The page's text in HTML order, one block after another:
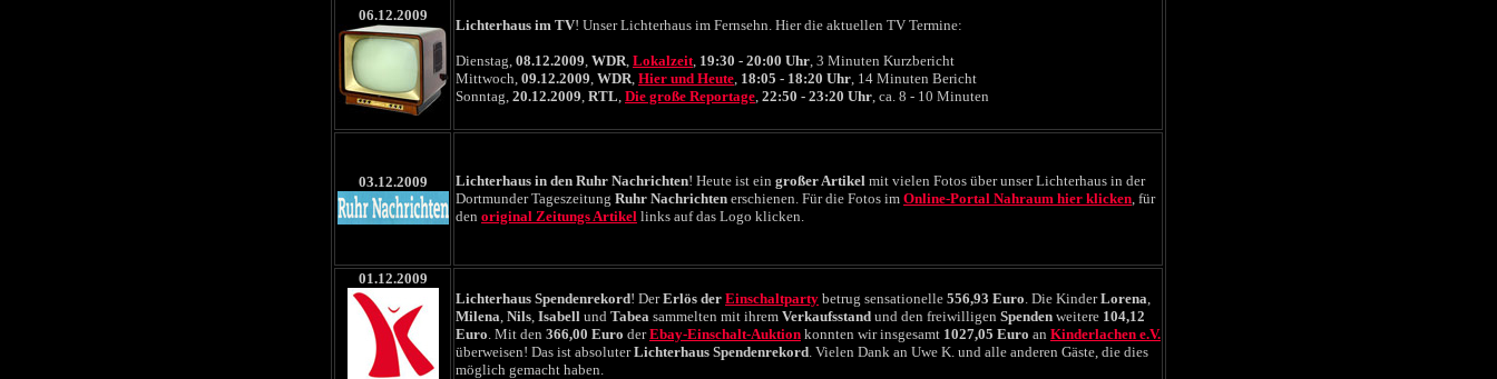
06.12.2009
Lichterhaus im TV! Unser Lichterhaus im Fernsehn. Hier die aktuellen TV Termine:
Dienstag, 08.12.2009, WDR, Lokalzeit, 19:30 - 20:00 Uhr, 3 Minuten Kurzbericht
Mittwoch, 09.12.2009, WDR, Hier und Heute, 18:05 - 18:20 Uhr, 14 Minuten Bericht
Sonntag, 20.12.2009, RTL, Die große Reportage, 22:50 - 23:20 Uhr, ca. 8 - 10 Minuten
03.12.2009 Lichterhaus in den Ruhr Nachrichten! Heute ist ein großer Artikel mit vielen Fotos über unser Lichterhaus in der
Dortmunder Tageszeitung Ruhr Nachrichten erschienen. Für die Fotos im Online-Portal Nahraum hier klicken, für
den original Zeitungs Artikel links auf das Logo klicken.
01.12.2009
Lichterhaus Spendenrekord! DerErlös der Einschaltparty betrug sensationelle 556,93 Euro. Die KinderLorena,
Milena, Nils, Isabell und Tabea sammelten mit ihrem Verkaufsstand und den freiwilligen Spenden weitere 104,12
Euro. Mit den 366,00 Euro derEbay-Einschalt-Auktion konnten wir insgesamt 1027,05 Euro an Kinderlachen e.V.
überweisen! Das ist absoluterLichterhaus Spendenrekord. Vielen Dank an Uwe K. und alle anderen Gäste, die dies
möglich gemacht haben.